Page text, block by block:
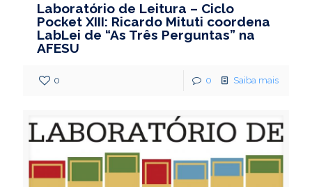
Laboratório de Leitura – Ciclo
Pocket XIII: Ricardo Mituti coordena
LabLei de “As Três Perguntas” na
AFESU
0 0 Saiba mais